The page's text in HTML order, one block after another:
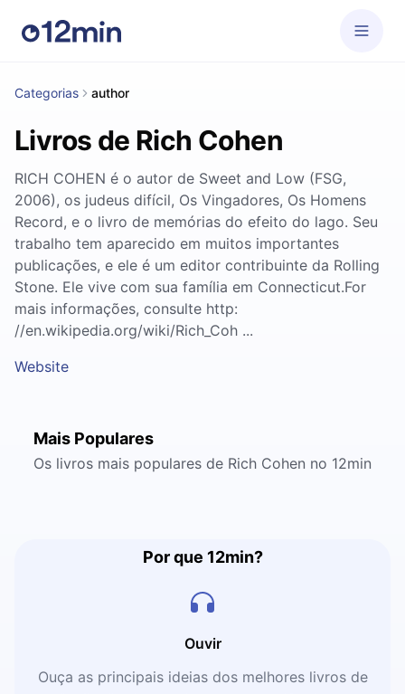
Categorias author
Livros de Rich Cohen
RICH COHEN é o autor de Sweet and Low (FSG,
2006), os judeus difícil, Os Vingadores, Os Homens
Record, e o livro de memórias do efeito do lago. Seu
trabalho tem aparecido em muitos importantes
publicações, e ele é um editor contribuinte da Rolling
Stone. Ele vive com sua família em Connecticut.For
mais informações, consulte http:
//en.wikipedia.org/wiki/Rich_Coh ...
Website
Mais Populares
Os livros mais populares de Rich Cohen no 12min
Por que 12min?
Ouvir
Ouça as principais ideias dos melhores livros de